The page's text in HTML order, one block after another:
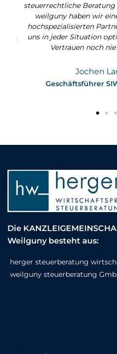
steuerrechtliche
weilguny haben wir
hochspezialisierten
uns in jeder Situation
Vertrauen noch
Jochen
Geschäftsführer
Die
Weilguny besteht aus:
herger steuerberatung
weilguny steuerberatung